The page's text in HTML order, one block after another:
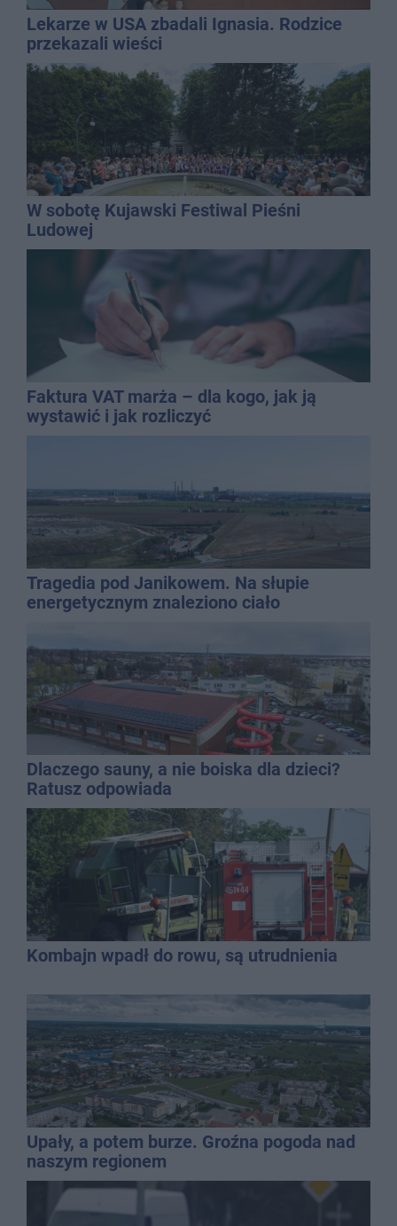
Lekarze w USA zbadali Ignasia. Rodzice
przekazali wieści
W sobotę Kujawski Festiwal Pieśni
Ludowej
Faktura VAT marża – dla kogo, jak ją
wystawić i jak rozliczyć
Tragedia pod Janikowem. Na słupie
energetycznym znaleziono ciało
Dlaczego sauny, a nie boiska dla dzieci?
Ratusz odpowiada
Kombajn wpadł do rowu, są utrudnienia
Upały, a potem burze. Groźna pogoda nad
naszym regionem